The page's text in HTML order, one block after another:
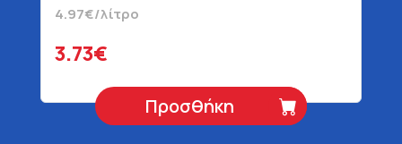
4.97€/λίτρο
3.73€
Προσθήκη